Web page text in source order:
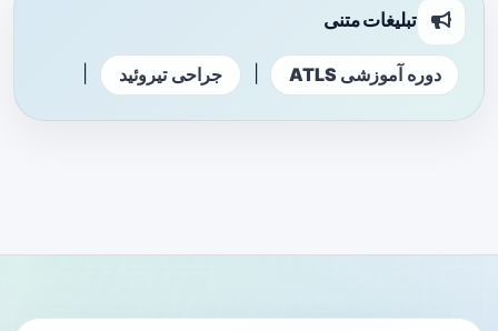
تبلیغات متنی
دوره آموزشی ATLS جراحی تیروئید